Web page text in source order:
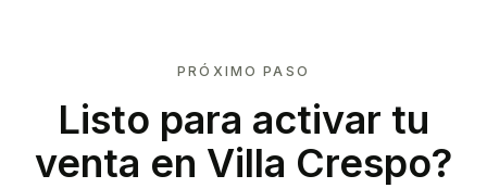
PRÓXIMO PASO
Listo para activar tu
venta en Villa Crespo?